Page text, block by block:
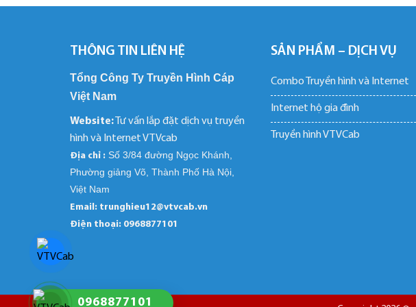
THÔNG TIN LIÊN HỆ
Tổng Công Ty Truyền Hình Cáp
Việt Nam
Website:Tư vấn lắp đặt dịch vụ truyền
hình và Internet VTVcab
Địa chỉ : Số 3/84 đường Ngọc Khánh,
Phường giảng Võ, Thành Phố Hà Nội,
Việt Nam
Email: trunghieu12@vtvcab.vn
Điện thoại: 0968877101
SẢN PHẨM – DỊCH VỤ
Combo Truyền hình và Internet
Internet hộ gia đình
Truyền hình VTVCab
0968877101